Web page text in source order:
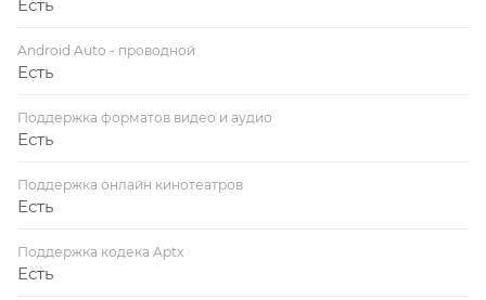
Есть
Android Auto - проводной
Есть
Поддержка форматов видео и аудио
Есть
Поддержка онлайн кинотеатров
Есть
Поддержка кодека Aptx
Есть